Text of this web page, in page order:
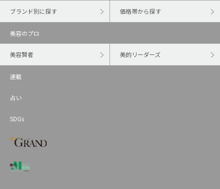
ブランド別に探す 価格帯から探す
美容のプロ
美容賢者 美的リーダーズ
連載
占い
SDGs